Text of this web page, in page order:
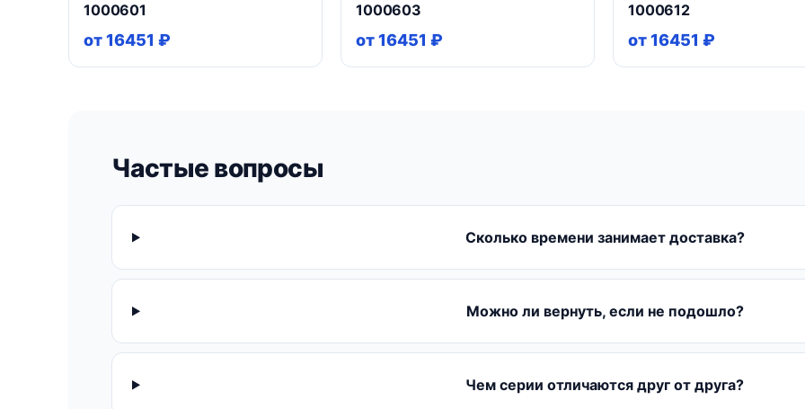
1000601
от 16451 ₽
1000603
от 16451 ₽
1000612
от 16451 ₽
Частые вопросы
Сколько времени занимает доставка?
Можно ли вернуть, если не подошло?
Чем серии отличаются друг от друга?